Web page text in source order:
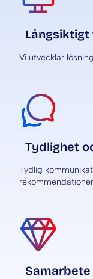
Vi utvecklar
Tydlighet
Tydlig